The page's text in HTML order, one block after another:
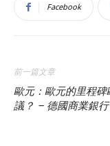
Facebook
前一篇文章
歐元：歐元的里程碑
議？ – 德國商業銀行